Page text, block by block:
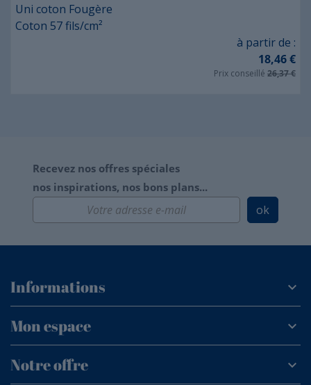
Uni coton Fougère
Coton 57 fils/cm²
à partir de :
18,46 €
Prix conseillé 26,37 €
Recevez nos offres spéciales
nos inspirations, nos bons plans...
ok
Informations
Mon espace
Notre offre